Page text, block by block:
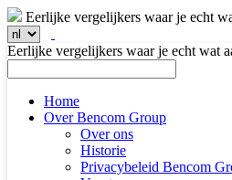
Eerlijke vergelijkers waar je echt
Eerlijke vergelijkers waar je echt wat
Home
Over Bencom Group
Over ons
Historie
Privacybeleid Bencom